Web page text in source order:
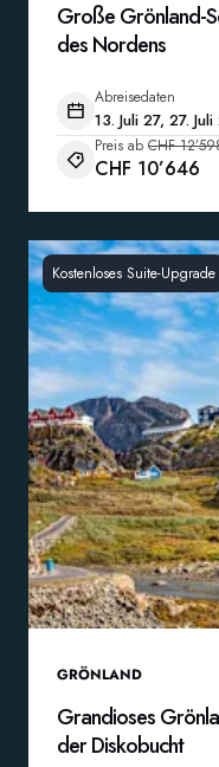
Große Grönland-
des Nordens
Abreisedaten
13. Juli 27, 27.
Preis ab CHF
CHF 10’646
Kostenloses Suite-Upgrade
GRÖNLAND
Grandioses
der Diskobucht